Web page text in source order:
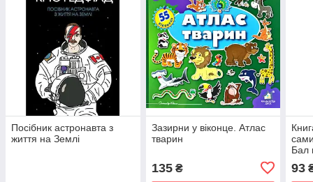
Посібник астронавта з
життя на Землі
Зазирни у віконце. Атлас
тварин
135₴
Бал
93